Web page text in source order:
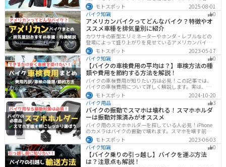
なせるコミネ製品が続々登場。コスパと安全性に優れた
アイテムを使って、街でもツーリングでも浮かないスマ
ートなスタイルを目指そう！
モトスポット
2025-08-01
バイク知識
0
アメリカンバイクってどんなバイク？特徴やオ
ススメ車種を排気量別に紹介
カワサキの新型エリミネーターやホンダ・レブルなどの
登場によって盛り上がりを見せているアメリカンバイ
ク。スタイリッシュに乗れることはもちろん、ツーリン
グや通学通勤もこなせるアメリカンバイクの特徴や、オ
ススメの車種についてご紹介します！
モトスポット
2023-05-17
バイク知識
0
【バイクの車検費用の平均は？】車検方法の種
類や費用を節約する方法を解説！
バイクの車検費用が知りたい方は必見！この記事では、
バイクの車検費用について詳しく解説します。実は、バ
イクの車検費用は一般的に20,000～70,000円程度です。
記事を読めば車検費用に関する知識が深まり、費用対効
果が高い車検の計画が可能です。
モトスポット
2024-10-20
バイク用品
3
バイクの振動でスマホは壊れる！スマホホルダ
ーは振動対策済みがオススメ
バイク用のスマホホルダーを探している人必見！iPhone
のカメラはバイクの振動で壊れます。スマホを壊す前
に、振動対策がされたスマホホルダーを使うようにしま
しょう。カメラを壊さないための4つの方法とオススメの
スマホホルダーを紹介します。
モトスポット
2023-06-03
バイク知識
0
【バイク乗りの引っ越し】バイクを運ぶ方法
は？注意点も解説！